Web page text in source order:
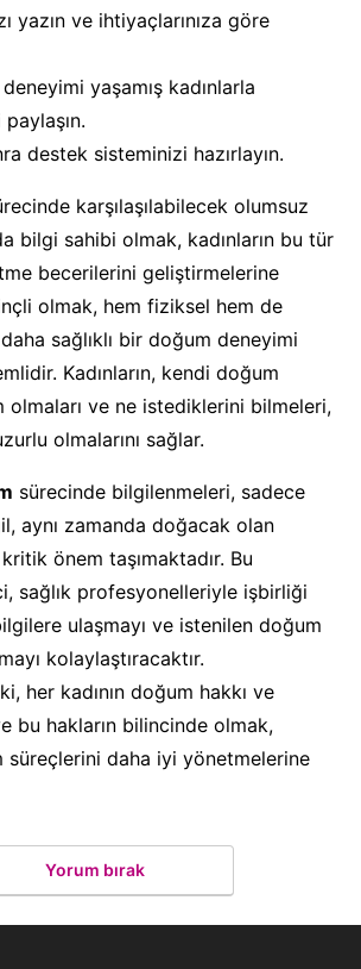
yazın ve ihtiyaçlarınıza göre
yaşamış kadınlarla
destek sisteminizi hazırlayın.
karşılaşılabilecek olumsuz
bilgi sahibi olmak, kadınların bu tür
becerilerini geliştirmelerine
olmak, hem fiziksel hem de
sağlıklı bir doğum deneyimi
Kadınların, kendi doğum
olmaları ve ne istediklerini bilmeleri,
olmalarını sağlar.
sürecinde bilgilenmeleri, sadece
aynı zamanda doğacak olan
önem taşımaktadır. Bu
sağlık profesyonelleriyle işbirliği
ulaşmayı ve istenilen doğum
kolaylaştıracaktır.
her kadının doğum hakkı ve
bu hakların bilincinde olmak,
süreçlerini daha iyi yönetmelerine
Yorum bırak